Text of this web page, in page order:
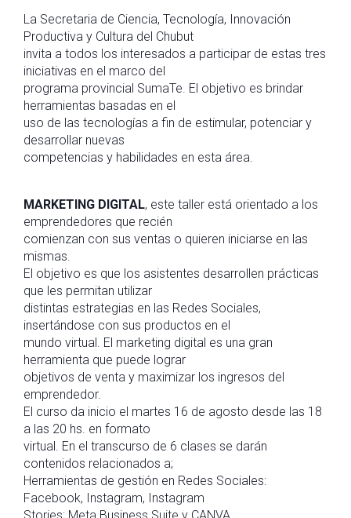
La Secretaria de Ciencia, Tecnología, Innovación
Productiva y Cultura del Chubut
invita a todos los interesados a participar de estas tres
iniciativas en el marco del
programa provincial SumaTe. El objetivo es brindar
herramientas basadas en el
uso de las tecnologías a fin de estimular, potenciar y
desarrollar nuevas
competencias y habilidades en esta área.
MARKETING DIGITAL, este taller está orientado a los
emprendedores que recién
comienzan con sus ventas o quieren iniciarse en las
mismas.
El objetivo es que los asistentes desarrollen prácticas
que les permitan utilizar
distintas estrategias en las Redes Sociales,
insertándose con sus productos en el
mundo virtual. El marketing digital es una gran
herramienta que puede lograr
objetivos de venta y maximizar los ingresos del
emprendedor.
El curso da inicio el martes 16 de agosto desde las 18
a las 20 hs. en formato
virtual. En el transcurso de 6 clases se darán
contenidos relacionados a;
Herramientas de gestión en Redes Sociales:
Facebook, Instagram, Instagram